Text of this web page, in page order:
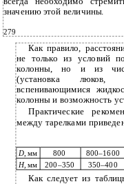
значению этой величины.
279
Как правило,
не только из условий
колонны, но и из
(установка люков,
вспенивающимися
колонны и возможность
Практические
между тарелками
D, мм 800 800–1600
H, мм 200–350 350–400
Как следует из